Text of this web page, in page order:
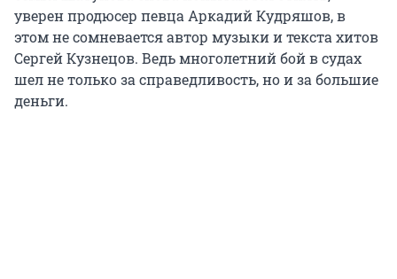
уверен продюсер певца Аркадий Кудряшов, в
этом не сомневается автор музыки и текста хитов
Сергей Кузнецов. Ведь многолетний бой в судах
шел не только за справедливость, но и за большие
деньги.